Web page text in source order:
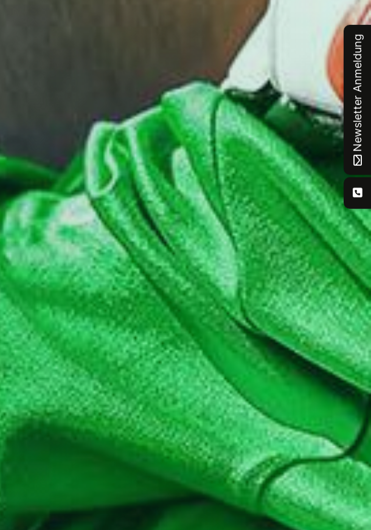
Newsletter Anmeldung